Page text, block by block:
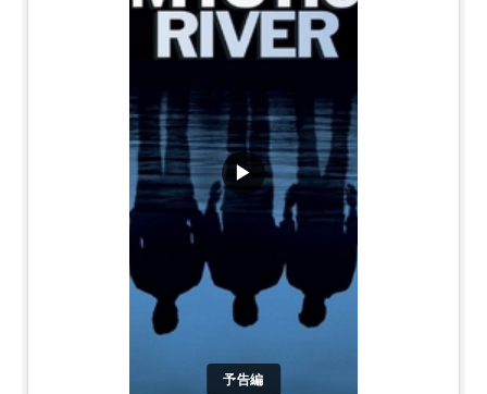
予告編
▶